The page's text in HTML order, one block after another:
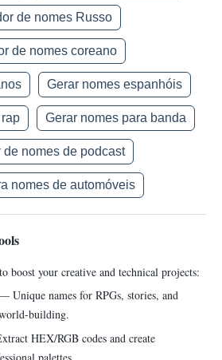
de nomes Russo
de nomes coreano
Gerar nomes espanhóis
Gerar nomes para banda
de nomes de podcast
nomes de automóveis
boost your creative and technical projects:
Unique names for RPGs, stories, and
building.
HEX/RGB codes and create